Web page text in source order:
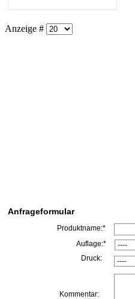
Anzeige #
Auflage:*
Druck:
Kommentar:
Produktname:*
Anfrageformular